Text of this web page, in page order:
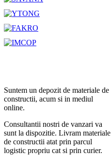
Suntem un depozit de materiale de
constructii, acum si in mediul
online.
Consultantii nostri de vanzari va
sunt la dispozitie. Livram materiale
de constructii atat prin parcul
logistic propriu cat si prin curier.